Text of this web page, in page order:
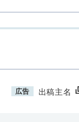
広告 出稿主名